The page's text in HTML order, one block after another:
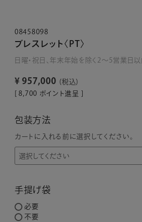
08458098
ブレスレット〈PT〉
日曜・祝日、年末年始を除く2～5営業日
¥ 957,000
税込
8,700 ポイント進呈 ]
包装方法
カートに入れる前に選択してください。
手提げ袋
必要
不要